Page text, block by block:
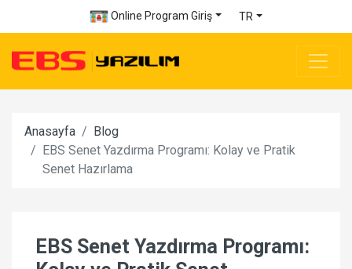
Online Program Giriş TR
Anasayfa
Blog
EBS Senet Yazdırma Programı: Kolay ve Pratik
Senet Hazırlama
EBS Senet Yazdırma Programı: